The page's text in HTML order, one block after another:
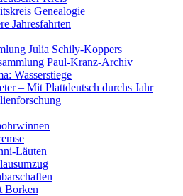
Genealogie
Jahresfahrten
Julia Schily-Koppers
Paul-Kranz-Archiv
Wasserstiege
– Mit Plattdeutsch durchs Jahr
Läuten
Borken